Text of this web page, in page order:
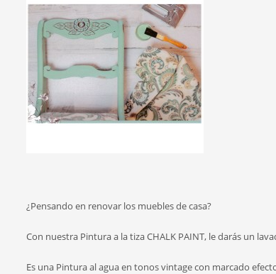
¿Pensando en renovar los muebles de casa?
Con nuestra Pintura a la tiza CHALK PAINT, le darás un
Es una Pintura al agua en tonos vintage con marcado